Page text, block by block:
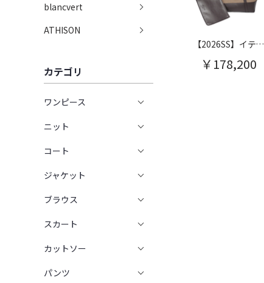
blancvert
ATHISON
カテゴリ
ワンピース
ニット
コート
ジャケット
ブラウス
スカート
カットソー
パンツ
【2026SS】イティネラ マキシトートバッグ
￥178,200